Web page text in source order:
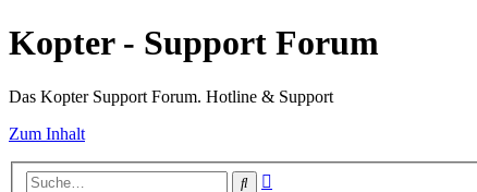
Kopter - Support Forum
Das Kopter Support Forum. Hotline & Support
Zum Inhalt
Suche